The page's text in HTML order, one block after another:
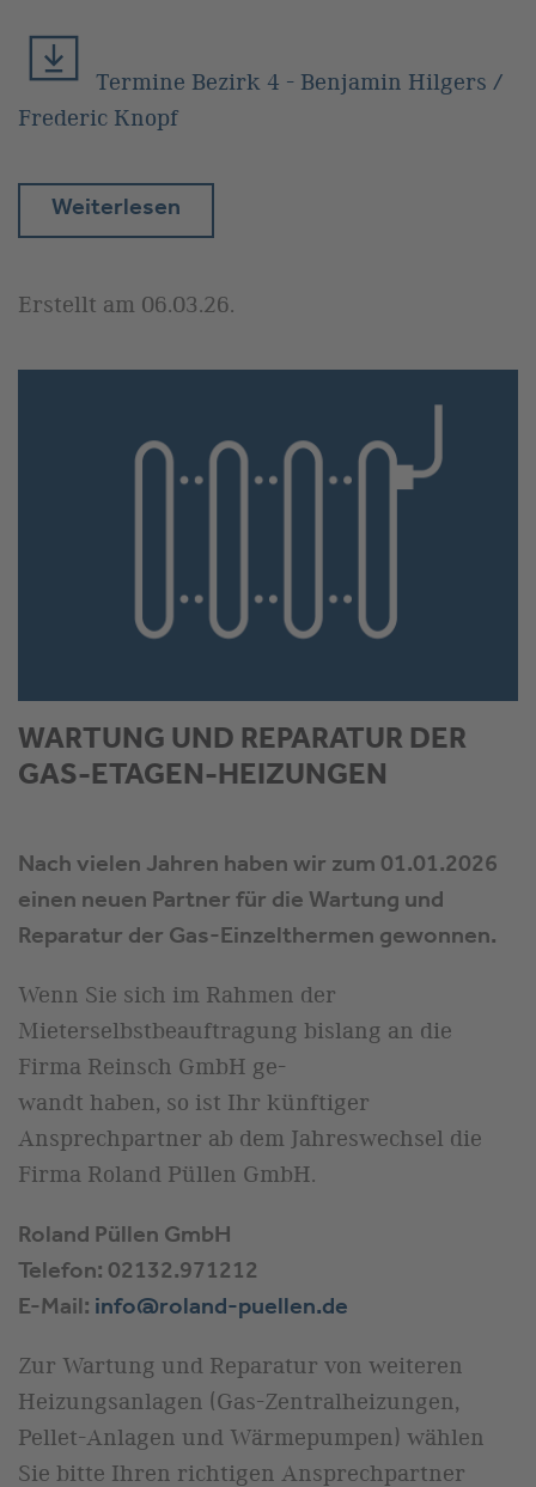
Termine Bezirk 4 - Benjamin Hilgers /
Frederic Knopf
Weiterlesen
Erstellt am 06.03.26.
WARTUNG UND REPARATUR DER
GAS-ETAGEN-HEIZUNGEN
Nach vielen Jahren haben wir zum 01.01.2026
einen neuen Partner für die Wartung und
Reparatur der Gas-Einzelthermen gewonnen.
Wenn Sie sich im Rahmen der
Mieterselbstbeauftragung bislang an die
Firma Reinsch GmbH ge-
wandt haben, so ist Ihr künftiger
Ansprechpartner ab dem Jahreswechsel die
Firma Roland Püllen GmbH.
Roland Püllen GmbH
Telefon: 02132.971212
E-Mail: info@roland-puellen.de
Zur Wartung und Reparatur von weiteren
Heizungsanlagen (Gas-Zentralheizungen,
Pellet-Anlagen und Wärmepumpen) wählen
Sie bitte Ihren richtigen Ansprechpartner